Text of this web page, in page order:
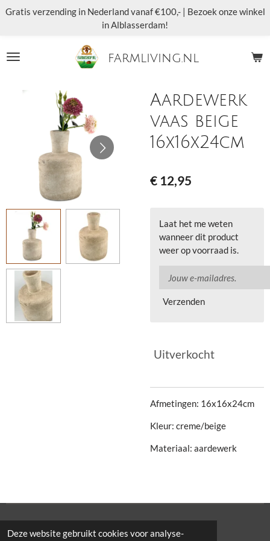
Deze website gebruikt cookies voor analyse-
Ga
de
farmliving.nl
Gratis verzending in Nederland vanaf €100,- | Bezoek onze winkel
in Alblasserdam!
Aardewerk
vaas beige
16x16x24cm
€ 12,95
Laat het me weten
wanneer dit product
weer op voorraad is.
Verzenden
Uitverkocht
Afmetingen: 16x16x24cm
Kleur: creme/beige
Materiaal: aardewerk
© 2021 Cowporation Farmshop